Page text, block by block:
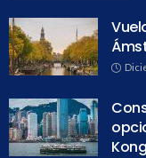
Kong